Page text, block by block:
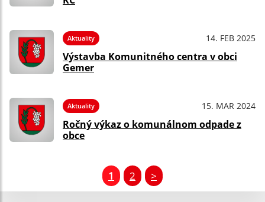
Aktuality 14. FEB 2025
Výstavba Komunitného centra v obci
Gemer
Aktuality 15. MAR 2024
Ročný výkaz o komunálnom odpade z
obce
1 2 >